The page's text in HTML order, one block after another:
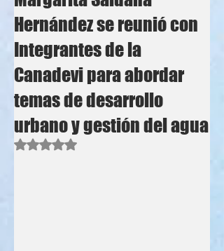
Hernández se reunió con
Integrantes de la
Canadevi para abordar
temas de desarrollo
urbano y gestión del agua
Obtuvo NaN de 5 estrellas.